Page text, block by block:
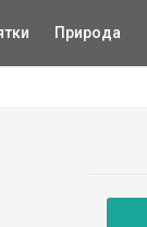
Природа